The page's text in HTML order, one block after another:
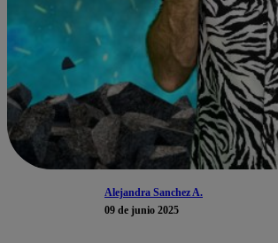
Alejandra Sanchez A.
09 de junio 2025